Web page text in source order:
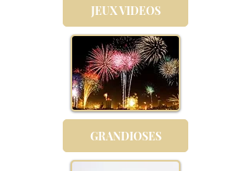
JEUX VIDEOS
GRANDIOSES